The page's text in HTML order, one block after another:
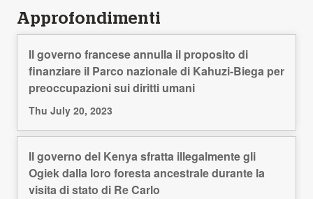
Approfondimenti
Il governo francese annulla il proposito di
finanziare il Parco nazionale di Kahuzi-Biega per
preoccupazioni sui diritti umani
Thu July 20, 2023
Il governo del Kenya sfratta illegalmente gli
Ogiek dalla loro foresta ancestrale durante la
visita di stato di Re Carlo